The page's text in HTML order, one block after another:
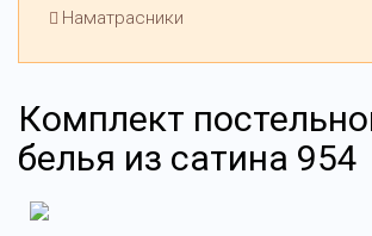
Наматрасники
Комплект
белья из сатина 954